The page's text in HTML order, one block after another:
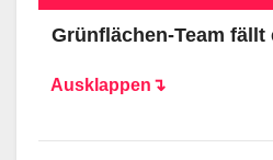
Grünflächen-Team fällt
Ausklappen↴